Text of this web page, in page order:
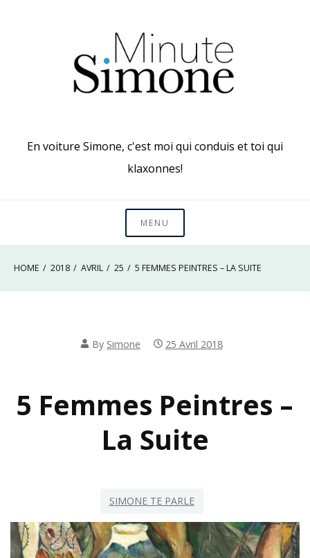
En voiture Simone, c'est moi qui conduis et toi qui
klaxonnes!
MENU
HOME 2018 AVRIL 25 5 FEMMES PEINTRES – LA SUITE
By Simone 25 Avril 2018
5 Femmes Peintres –
La Suite
SIMONE TE PARLE